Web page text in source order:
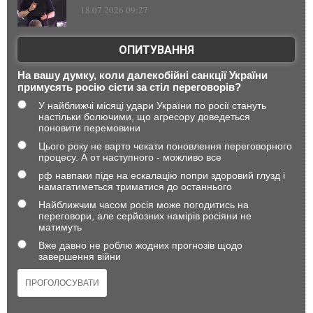
18.07.2026 09:27
ОПИТУВАННЯ
На вашу думку, коли далекобійні санкції України
примусять росію сісти за стіл переговорів?
У найближчі місяці удари України по росії стануть
настільки болючими, що агресору доведеться
поновити перемовини
Цього року не варто чекати поновлення переговорного
процесу. А от наступного - можливо все
рф навпаки піде на ескалацію попри здоровий глузд і
намагатиметься триматися до останнього
Найближчим часом росія може погодитись на
переговори, але серйозних намірів росіяни не
матимуть
Вже давно не роблю жодних прогнозів щодо
завершення війни